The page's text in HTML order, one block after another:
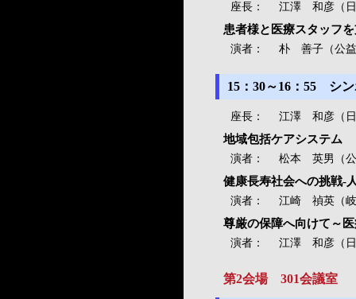
座長： 江澤 和彦（
患者様と医療スタッフ
演者： 朴 善子（公
15：30～16：55 シ
座長： 江澤 和彦（
地域包括ケアシステム
演者： 松本 英男（
健康長寿社会への挑戦-
演者： 江崎 禎英（
尊厳の保障へ向けて～
演者： 江澤 和彦（
第2会場 301会議室